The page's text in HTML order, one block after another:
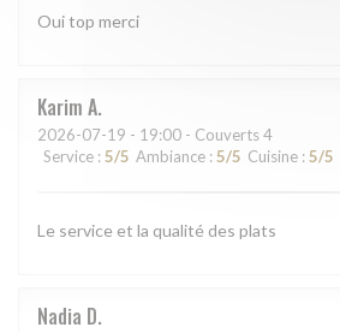
Oui top merci
Karim A
2026-07-19 - 19:00 - Couverts 4
Service : 5/5 Ambiance : 5/5 Cuisine : 5/5
Le service et la qualité des plats
Nadia D